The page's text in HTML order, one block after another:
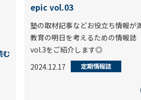
む
epic vol.03
塾の取材記事などお役立ち情報が
教育の明日を考えるための情報誌
vol.3をご紹介します◎
2024.12.17
定期情報誌